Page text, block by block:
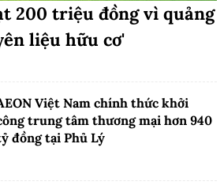
200 triệu đồng vì quảng
liệu hữu cơ'
Việt Nam chính thức khởi
trung tâm thương mại hơn 940
đồng tại Phủ Lý